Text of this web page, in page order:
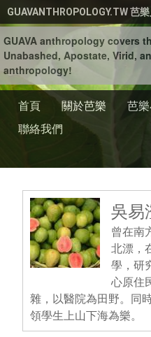
移至主內容
GUAVANTHROPOLOGY.TW 芭
GUAVA anthropology covers
Unabashed, Apostate, Virid,
anthropology!
首頁 關於芭樂 芭
聯絡我們
吳易
曾在南
北漂，
學，研
心原住
雜，以醫院為田野。同
領學生上山下海為樂。